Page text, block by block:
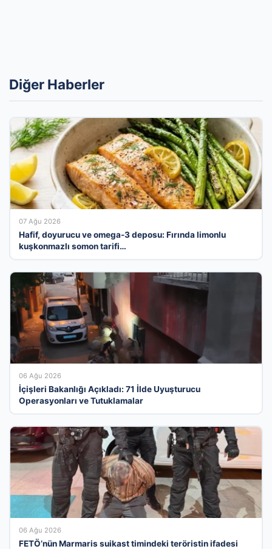
Diğer Haberler
07 Ağu 2026
Hafif, doyurucu ve omega-3 deposu: Fırında limonlu
kuşkonmazlı somon tarifi…
06 Ağu 2026
İçişleri Bakanlığı Açıkladı: 71 İlde Uyuşturucu
Operasyonları ve Tutuklamalar
06 Ağu 2026
FETÖ’nün Marmaris suikast timindeki teröristin ifadesi